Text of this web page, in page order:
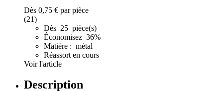
Dès 0,75 € par pièce
(21)
Dès 25 pièce(s)
Économisez 36%
Matière : métal
Réassort en cours
Voir l'article
Description